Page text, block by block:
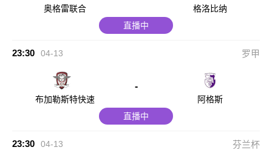
奥格雷联合
格洛比纳
直播中
23:30 04-13 罗甲
布加勒斯特快速
-
阿格斯
直播中
23:30 04-13 芬兰杯